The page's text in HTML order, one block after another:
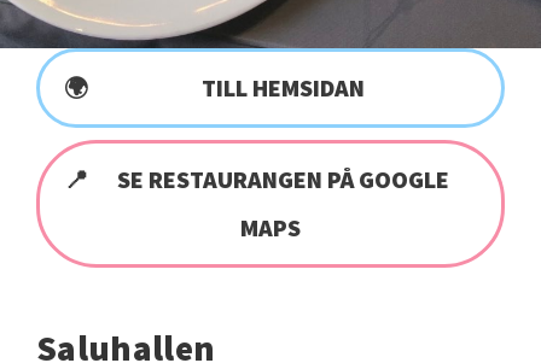
TILL HEMSIDAN
SE RESTAURANGEN PÅ GOOGLE
MAPS
Saluhallen